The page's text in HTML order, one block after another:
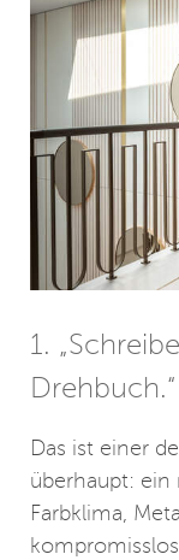
1.
Drehbuch.“
Das ist einer
überhaupt: ein
Farbklima,